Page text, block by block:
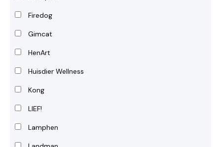
Firedog
Gimcat
HenArt
Huisdier Wellness
Kong
LIEF!
Lamphen